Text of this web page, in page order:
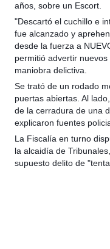
años, sobre un Escort.
"Descartó el cuchillo e
fue alcanzado y
desde la fuerza a
permitió advertir
maniobra delictiva.
Se trató de un rodado
puertas abiertas. Al
de la cerradura de una
explicaron fuentes
La Fiscalía en turno
la alcaidía de
supuesto delito de